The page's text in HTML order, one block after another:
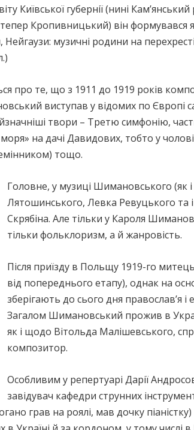
Київської губернії (нині
Кропивницький) він формувався
музичні родини на
про те, що з 1911 до 1919 років
виступав у відомих по Європі
твори – Третю симфонію,
на дачі Давидових, тобто у
тощо.
Головне, у музиці Шимановського (як
Лятошинського, Левка Ревуцького та
Скрябіна. Але тільки у Кароля
тільки фольклоризм, а й жанровість.
Після приїзду в Польщу 1919-го
від попереднього етапу), однак на
зберігають до сього дня православ’я
Загалом Шимановський прожив в
як і щодо Вітольда Малішевського,
композитор.
Особливим у репертуарі Дарії
завідувач кафедри струнних
грав на роялі, мав дочку